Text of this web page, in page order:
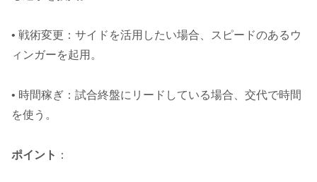
• 戦術変更：サイドを活用したい場合、スピードのあるウ
ィンガーを起用。
• 時間稼ぎ：試合終盤にリードしている場合、交代で時間
を使う。
ポイント ：